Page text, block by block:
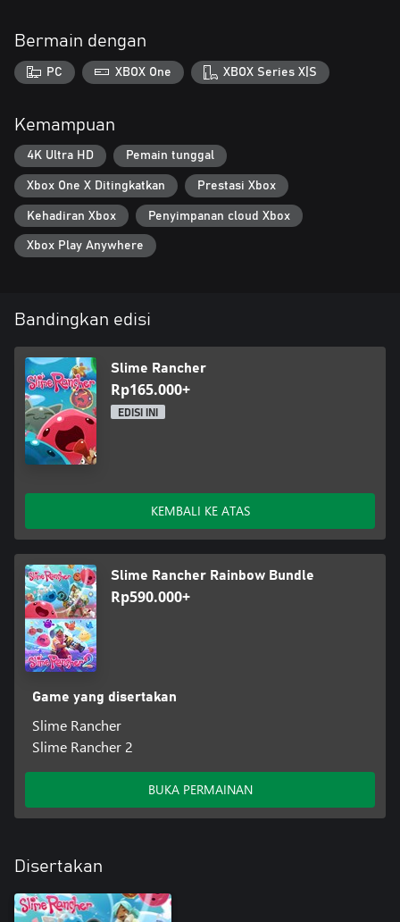
Bermain dengan
PC XBOX One XBOX Series X|S
Kemampuan
4K Ultra HD Pemain tunggal
Xbox One X Ditingkatkan Prestasi Xbox
Kehadiran Xbox Penyimpanan cloud Xbox
Xbox Play Anywhere
Bandingkan edisi
Slime Rancher
Rp165.000+
EDISI INI
KEMBALI KE ATAS
Slime Rancher Rainbow Bundle
Rp590.000+
Game yang disertakan
Slime Rancher
Slime Rancher 2
BUKA PERMAINAN
Disertakan